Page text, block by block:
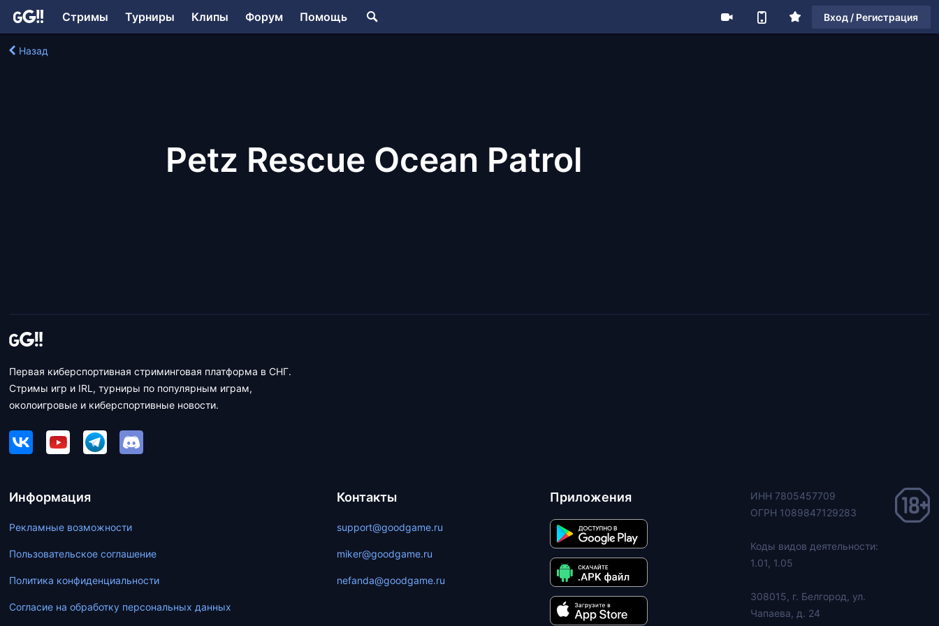
Стримы Турниры Клипы Форум Помощь Вход / Регистрация
Назад
Petz Rescue Ocean Patrol
Первая киберспортивная стриминговая платформа в СНГ.
Стримы игр и IRL, турниры по популярным играм,
околоигровые и киберспортивные новости.
Информация
Рекламные возможности
Пользовательское соглашение
Политика конфиденциальности
Согласие на обработку персональных данных
Контакты
support@goodgame.ru
miker@goodgame.ru
nefanda@goodgame.ru
Приложения
ИНН 7805457709
ОГРН 1089847129283
Коды видов деятельности:
1.01, 1.05
308015, г. Белгород, ул.
Чапаева, д. 24